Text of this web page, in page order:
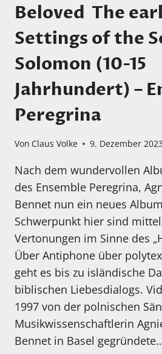
Beloved The
Settings of the
Solomon (10-15
Jahrhundert) –
Peregrina
Von Claus Volke 9. Dezember 2023
Nach dem wundervollen
des Ensemble Peregrina,
Bennet nun ein neues
Schwerpunkt hier sind
Vertonungen im Sinne des
Über Antiphone über
geht es bis zu isländische
biblischen Liebesdialogs.
1997 von der polnischen
Musikwissenschaftlerin
Bennet in Basel